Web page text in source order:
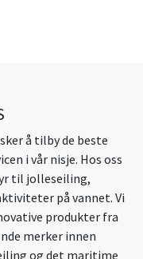
å tilby de beste
i vår nisje. Hos oss
til jolleseiling,
på vannet. Vi
produkter fra
merker innen
og det maritime